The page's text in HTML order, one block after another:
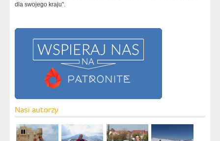
dla swojego kraju".
Nasi autorzy